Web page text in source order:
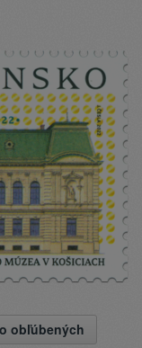
obľúbených